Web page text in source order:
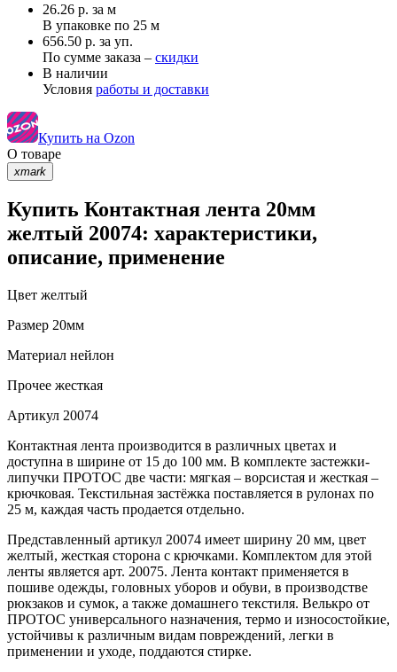
26.26 р. за м
В упаковке по 25 м
656.50 р. за уп.
По сумме заказа – скидки
В наличии
Условия работы и доставки
Купить на Ozon
О товаре
xmark
Купить Контактная лента 20мм
желтый 20074: характеристики,
описание, применение
Цвет желтый
Размер 20мм
Материал нейлон
Прочее жесткая
Артикул 20074
Контактная лента производится в различных цветах и
доступна в ширине от 15 до 100 мм. В комплекте застежки-
липучки ПРОТОС две части: мягкая – ворсистая и жесткая –
крючковая. Текстильная застёжка поставляется в рулонах по
25 м, каждая часть продается отдельно.
Представленный артикул 20074 имеет ширину 20 мм, цвет
желтый, жесткая сторона с крючками. Комплектом для этой
ленты является арт. 20075. Лента контакт применяется в
пошиве одежды, головных уборов и обуви, в производстве
рюкзаков и сумок, а также домашнего текстиля. Велькро от
ПРОТОС универсального назначения, термо и износостойкие,
устойчивы к различным видам повреждений, легки в
применении и уходе, поддаются стирке.